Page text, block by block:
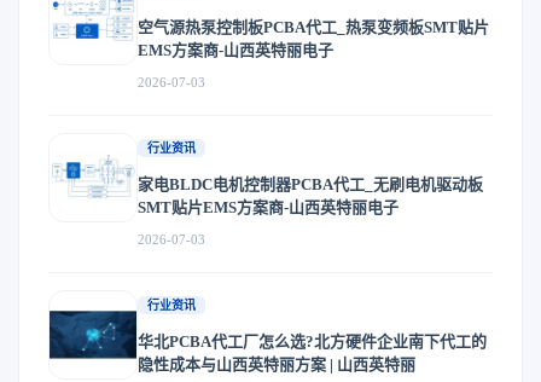
空气源热泵控制板PCBA代工_热泵变频板SMT贴片
EMS方案商-山西英特丽电子
2026-07-03
行业资讯
家电BLDC电机控制器PCBA代工_无刷电机驱动板
SMT贴片EMS方案商-山西英特丽电子
2026-07-03
行业资讯
华北PCBA代工厂怎么选?北方硬件企业南下代工的
隐性成本与山西英特丽方案 | 山西英特丽